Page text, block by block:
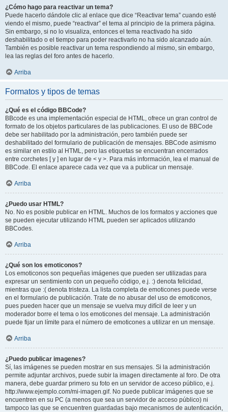
¿Cómo hago para reactivar un tema?
Puede hacerlo dándole clic al enlace que dice “Reactivar tema” cuando esté
viendo el mismo, puede “reactivar” el tema al principio de la primera página.
Sin embargo, si no lo visualiza, entonces el tema reactivado ha sido
deshabilitado o el tiempo para poder reactivarlo no ha sido alcanzado aún.
También es posible reactivar un tema respondiendo al mismo, sin embargo,
lea las reglas del foro antes de hacerlo.
Arriba
Formatos y tipos de temas
¿Qué es el código BBCode?
BBcode es una implementación especial de HTML, ofrece un gran control de
formato de los objetos particulares de las publicaciones. El uso de BBCode
debe ser habilitado por la administración, pero también puede ser
deshabilitado del formulario de publicación de mensajes. BBCode asimismo
es similar en estilo al HTML, pero las etiquetas se encuentran encerrados
entre corchetes [ y ] en lugar de < y >. Para más información, lea el manual de
BBCode. El enlace aparece cada vez que va a publicar un mensaje.
Arriba
¿Puedo usar HTML?
No. No es posible publicar en HTML. Muchos de los formatos y acciones que
se pueden ejecutar utilizando HTML pueden ser aplicados utilizando
BBCodes.
Arriba
¿Qué son los emoticonos?
Los emoticonos son pequeñas imágenes que pueden ser utilizadas para
expresar un sentimiento con un pequeño código, e.j. :) denota felicidad,
mientras que :( denota tristeza. La lista completa de emoticones puede verse
en el formulario de publicación. Trate de no abusar del uso de emoticonos,
pues pueden hacer que un mensaje se vuelva muy difícil de leer y un
moderador borre el tema o los emoticones del mensaje. La administración
puede fijar un límite para el número de emoticones a utilizar en un mensaje.
Arriba
¿Puedo publicar imagenes?
Sí, las imágenes se pueden mostrar en sus mensajes. Si la administración
permite adjuntar archivos, puede subir la imagen directamente al foro. De otra
manera, debe guardar primero su foto en un servidor de acceso público, e.j.
http://www.ejemplo.com/mi-imagen.gif. No puede publicar imágenes que se
encuentren en su PC (a menos que sea un servidor de acceso público) ni
tampoco las que se encuentren guardadas bajo mecanismos de autenticación,